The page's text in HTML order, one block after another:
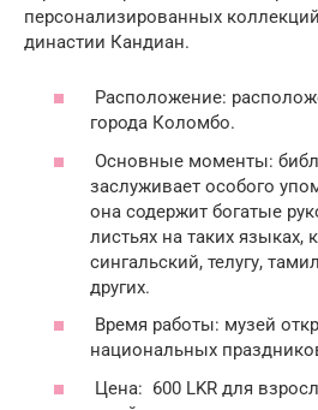
персонализированных
династии Кандиан.
Расположение:
города Коломбо.
Основные моменты:
заслуживает особого
она содержит богатые
листьях на таких языках,
сингальский, телугу,
других.
Время работы: музей
национальных
Цена: 600 LKR для